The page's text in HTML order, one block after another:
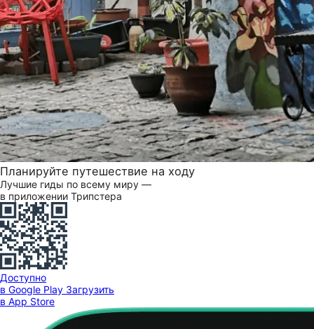
Планируйте путешествие на ходу
Лучшие гиды по всему миру —
в приложении Трипстера
Доступно
в Google Play Загрузить
в App Store